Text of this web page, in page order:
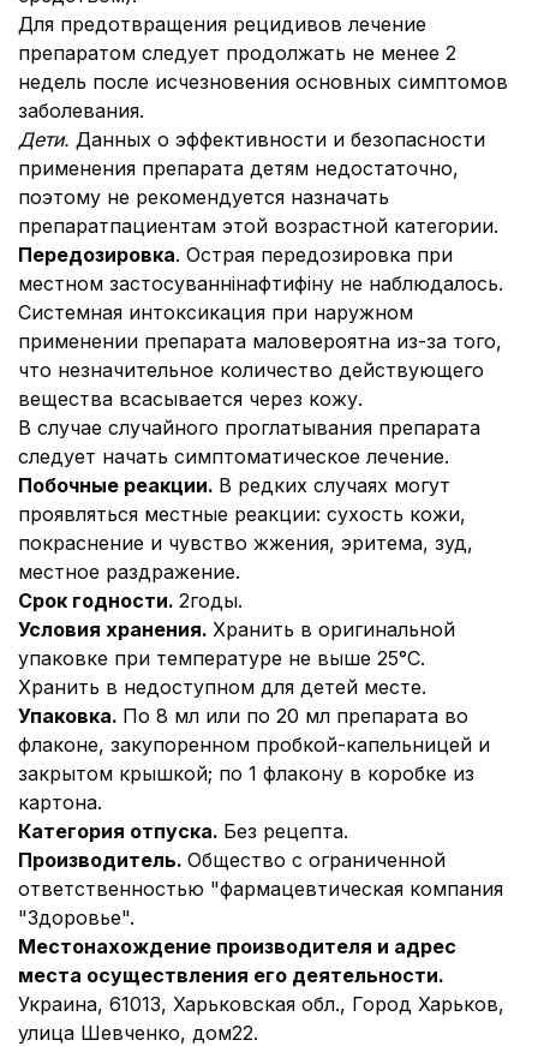
Для предотвращения рецидивов лечение
препаратом следует продолжать не менее 2
недель после исчезновения основных симптомов
заболевания.
Дети. Данных о эффективности и безопасности
применения препарата детям недостаточно,
поэтому не рекомендуется назначать
препаратпациентам этой возрастной категории.
Передозировка. Острая передозировка при
местном застосуваннінафтифіну не наблюдалось.
Системная интоксикация при наружном
применении препарата маловероятна из-за того,
что незначительное количество действующего
вещества всасывается через кожу.
В случае случайного проглатывания препарата
следует начать симптоматическое лечение.
Побочные реакции. В редких случаях могут
проявляться местные реакции: сухость кожи,
покраснение и чувство жжения, эритема, зуд,
местное раздражение.
Срок годности. 2годы.
Условия хранения. Хранить в оригинальной
упаковке при температуре не выше 25°С.
Хранить в недоступном для детей месте.
Упаковка. По 8 мл или по 20 мл препарата во
флаконе, закупоренном пробкой-капельницей и
закрытом крышкой; по 1 флакону в коробке из
картона.
Категория отпуска. Без рецепта.
Производитель. Общество с ограниченной
ответственностью "фармацевтическая компания
"Здоровье".
Местонахождение производителя и адрес
места осуществления его деятельности.
Украина, 61013, Харьковская обл., Город Харьков,
улица Шевченко, дом22.